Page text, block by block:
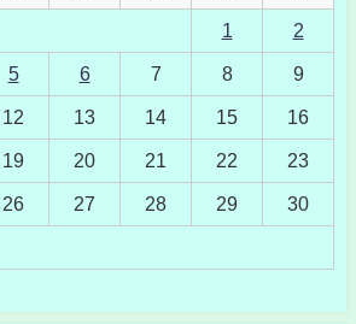
1 2
5 6 7 8 9
12 13 14 15 16
19 20 21 22 23
26 27 28 29 30